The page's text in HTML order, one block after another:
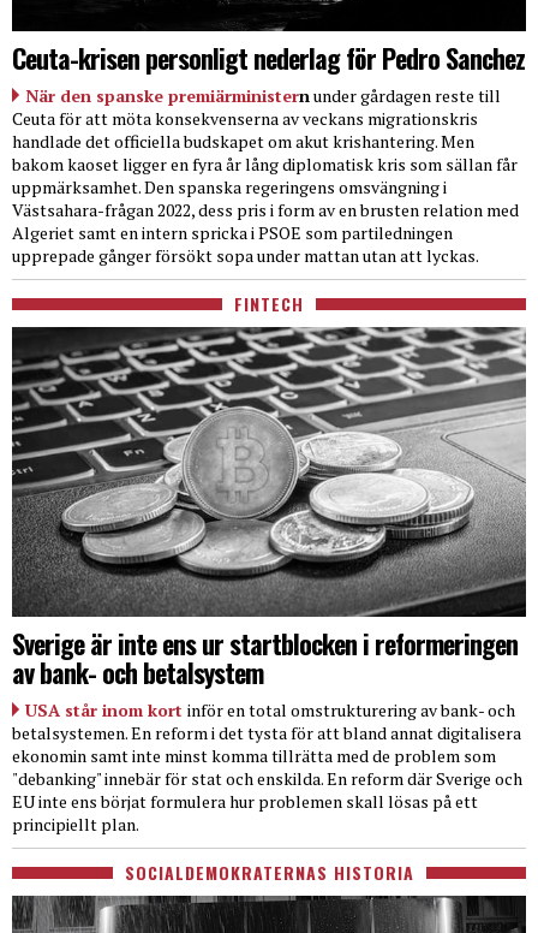
Ceuta-krisen personligt nederlag för Pedro Sanchez
När den spanske premiärministernunder gårdagen reste till
Ceuta för att möta konsekvenserna av veckans migrationskris
handlade det officiella budskapet om akut krishantering. Men
bakom kaoset ligger en fyra år lång diplomatisk kris som sällan får
uppmärksamhet. Den spanska regeringens omsvängning i
Västsahara-frågan 2022, dess pris i form av en brusten relation med
Algeriet samt en intern spricka i PSOE som partiledningen
upprepade gånger försökt sopa under mattan utan att lyckas.
FINTECH
Sverige är inte ens ur startblocken i reformeringen
av bank- och betalsystem
USA står inom kort inför en total omstrukturering av bank- och
betalsystemen. En reform i det tysta för att bland annat digitalisera
ekonomin samt inte minst komma tillrätta med de problem som
"debanking" innebär för stat och enskilda. En reform där Sverige och
EU inte ens börjat formulera hur problemen skall lösas på ett
principiellt plan.
SOCIALDEMOKRATERNAS HISTORIA